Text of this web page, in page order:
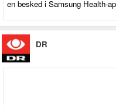
en besked i Samsung Health-
DR